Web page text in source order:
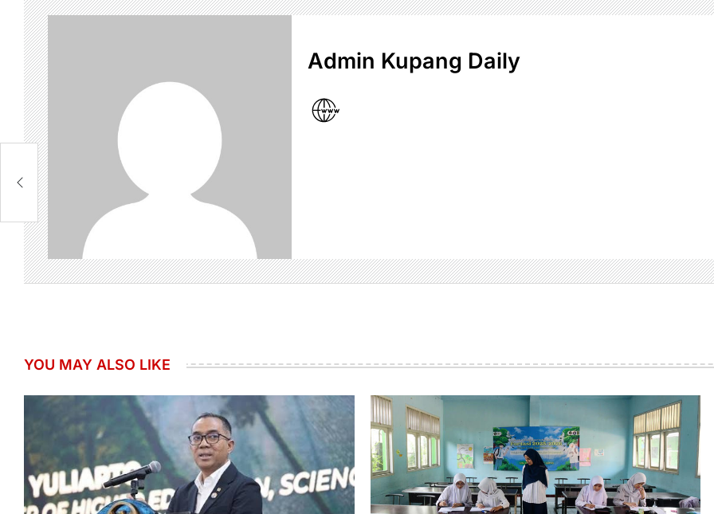
Admin Kupang Daily
YOU MAY ALSO LIKE